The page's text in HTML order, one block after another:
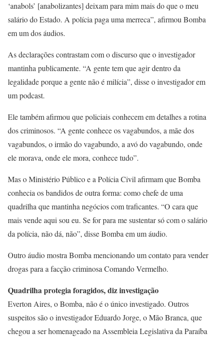
‘anabols’ [anabolizantes] deixam para mim mais do que o meu
salário do Estado. A polícia paga uma merreca”, afirmou Bomba
em um dos áudios.
As declarações contrastam com o discurso que o investigador
mantinha publicamente. “A gente tem que agir dentro da
legalidade porque a gente não é milícia”, disse o investigador em
um podcast.
Ele também afirmou que policiais conhecem em detalhes a rotina
dos criminosos. “A gente conhece os vagabundos, a mãe dos
vagabundos, o irmão do vagabundo, a avó do vagabundo, onde
ele morava, onde ele mora, conhece tudo”.
Mas o Ministério Público e a Polícia Civil afirmam que Bomba
conhecia os bandidos de outra forma: como chefe de uma
quadrilha que mantinha negócios com traficantes. “O cara que
mais vende aqui sou eu. Se for para me sustentar só com o salário
da polícia, não dá, não”, disse Bomba em um áudio.
Outro áudio mostra Bomba mencionando um contato para vender
drogas para a facção criminosa Comando Vermelho.
Quadrilha protegia foragidos, diz investigação
Everton Aires, o Bomba, não é o único investigado. Outros
suspeitos são o investigador Eduardo Jorge, o Mão Branca, que
chegou a ser homenageado na Assembleia Legislativa da Paraíba